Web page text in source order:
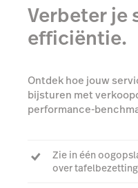
Verbeter je
efficiëntie.
Ontdek hoe jouw
bijsturen met
performance-
Zie in één
over